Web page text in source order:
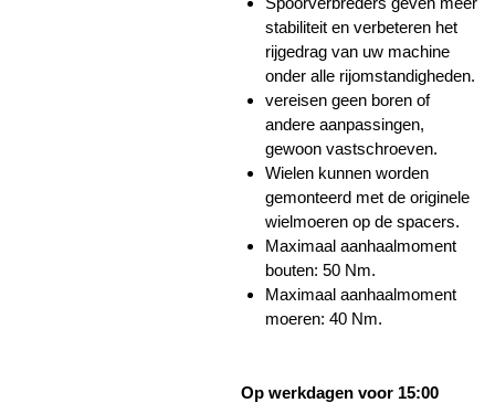
stabiliteit en verbeteren het
rijgedrag van uw machine
onder alle rijomstandigheden.
vereisen geen boren of
andere aanpassingen,
gewoon vastschroeven.
Wielen kunnen worden
gemonteerd met de originele
wielmoeren op de spacers.
Maximaal aanhaalmoment
bouten: 50 Nm.
Maximaal aanhaalmoment
moeren: 40 Nm.
Op werkdagen voor 15:00